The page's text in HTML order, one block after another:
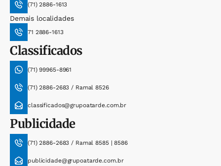
(71) 2886-1613
Demais localidades
71 2886-1613
Classificados
(71) 99965-8961
(71) 2886-2683 / Ramal 8526
classificados@grupoatarde.com.br
Publicidade
(71) 2886-2683 / Ramal 8585 | 8586
publicidade@grupoatarde.com.br